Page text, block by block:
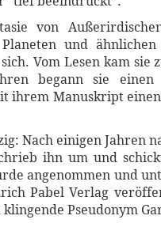
von
und
Vom Lesen kam sie
begann sie einen
ihrem Manuskript
Nach einigen Jahren
ihn um und
angenommen und
Pabel Verlag
Pseudonym